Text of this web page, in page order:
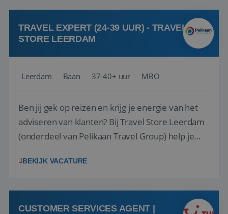
team het reisbureau verder...
TRAVEL EXPERT (24-39 UUR) - TRAVEL
STORE LEERDAM
Leerdam Baan 37-40+ uur MBO
Ben jij gek op reizen en krijg je energie van het
adviseren van klanten? Bij Travel Store Leerdam
(onderdeel van Pelikaan Travel Group) help je
vinden. Samen maken we van elke reis een
hebt in de reisbranche of j...
BEKIJK VACATURE
CUSTOMER SERVICES AGENT |